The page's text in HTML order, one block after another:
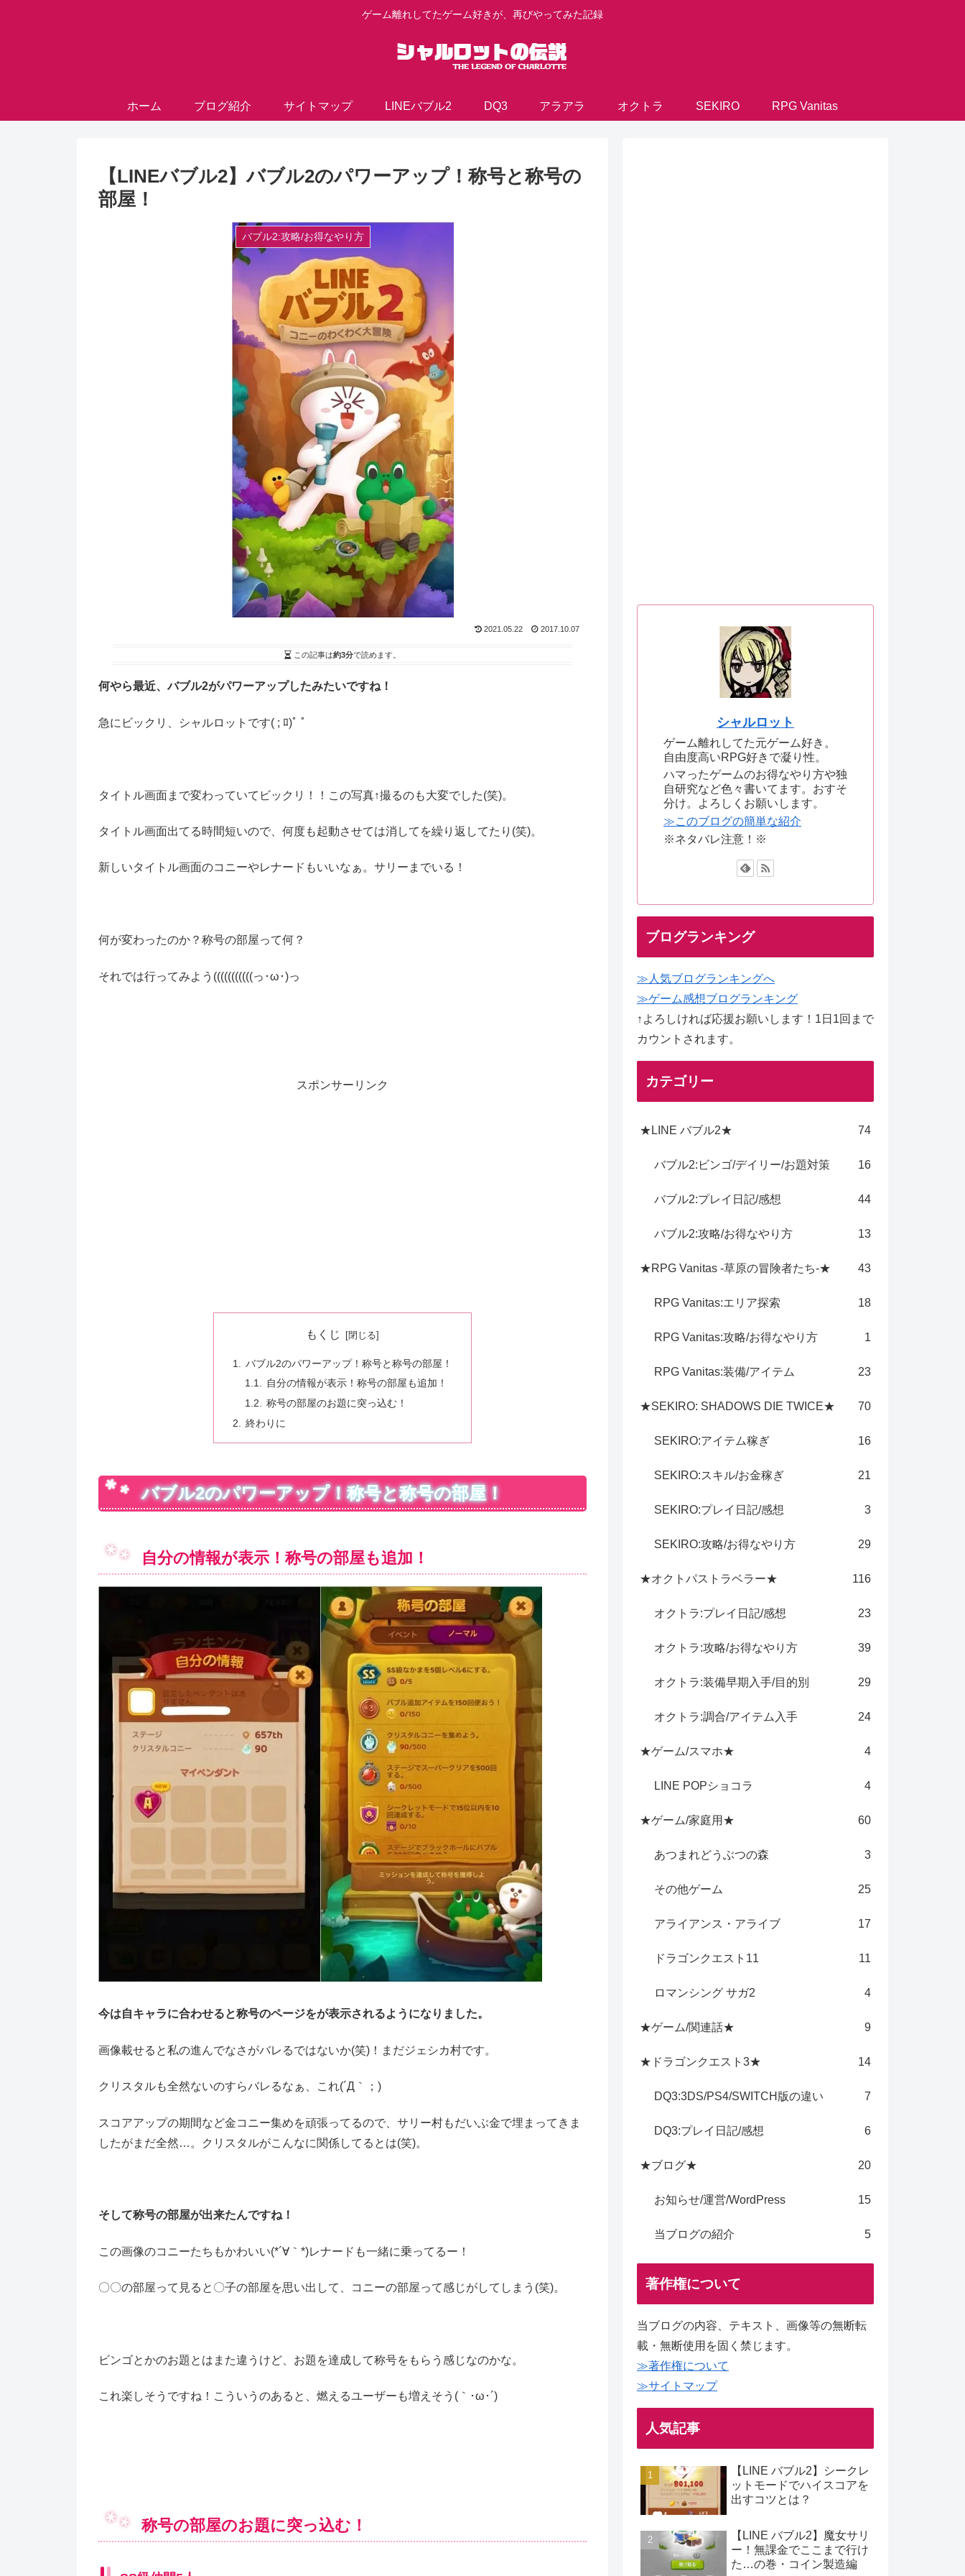
ゲーム離れしてたゲーム好きが、再びやってみた記録
ホーム ブログ紹介 サイトマップ LINEバブル2 DQ3 アラアラ オクトラ SEKIRO RPG Vanitas
【LINEバブル2】バブル2のパワーアップ！称号と称号の
部屋！
バブル2:攻略/お得なやり方
2021.05.22 2017.10.07
この記事は約3分で読めます。
何やら最近、バブル2がパワーアップしたみたいですね！
急にビックリ、シャルロットです( ; ﾛ)ﾟ ﾟ
タイトル画面まで変わっていてビックリ！！この写真↑撮るのも大変でした(笑)。
タイトル画面出てる時間短いので、何度も起動させては消してを繰り返してたり(笑)。
新しいタイトル画面のコニーやレナードもいいなぁ。サリーまでいる！
何が変わったのか？称号の部屋って何？
それでは行ってみよう(((((((((((っ･ω･)っ
スポンサーリンク
もくじ
バブル2のパワーアップ！称号と称号の部屋！
自分の情報が表示！称号の部屋も追加！
称号の部屋のお題に突っ込む！
終わりに
バブル2のパワーアップ！称号と称号の部屋！
自分の情報が表示！称号の部屋も追加！
今は自キャラに合わせると称号のページをが表示されるようになりました。
画像載せると私の進んでなさがバレるではないか(笑)！まだジェシカ村です。
クリスタルも全然ないのすらバレるなぁ、これ(´Д｀；)
スコアアップの期間など金コニー集めを頑張ってるので、サリー村もだいぶ金で埋まってきま
したがまだ全然…。クリスタルがこんなに関係してるとは(笑)。
そして称号の部屋が出来たんですね！
この画像のコニーたちもかわいい(*´∀｀*)レナードも一緒に乗ってるー！
〇〇の部屋って見ると〇子の部屋を思い出して、コニーの部屋って感じがしてしまう(笑)。
ビンゴとかのお題とはまた違うけど、お題を達成して称号をもらう感じなのかな。
これ楽しそうですね！こういうのあると、燃えるユーザーも増えそう(｀･ω･´)
称号の部屋のお題に突っ込む！
シャルロット
ゲーム離れしてた元ゲーム好き。
自由度高いRPG好きで凝り性。
ハマったゲームのお得なやり方や独
自研究など色々書いてます。おすそ
分け。よろしくお願いします。
≫このブログの簡単な紹介
※ネタバレ注意！※
ブログランキング
≫人気ブログランキングへ
≫ゲーム感想ブログランキング
↑よろしければ応援お願いします！1日1回まで
カウントされます。
カテゴリー
★LINE バブル2★ 74
バブル2:ビンゴ/デイリー/お題対策 16
バブル2:プレイ日記/感想 44
バブル2:攻略/お得なやり方 13
★RPG Vanitas -草原の冒険者たち-★ 43
RPG Vanitas:エリア探索 18
RPG Vanitas:攻略/お得なやり方 1
RPG Vanitas:装備/アイテム 23
★SEKIRO: SHADOWS DIE TWICE★ 70
SEKIRO:アイテム稼ぎ 16
SEKIRO:スキル/お金稼ぎ 21
SEKIRO:プレイ日記/感想 3
SEKIRO:攻略/お得なやり方 29
★オクトパストラベラー★ 116
オクトラ:プレイ日記/感想 23
オクトラ:攻略/お得なやり方 39
オクトラ:装備早期入手/目的別 29
オクトラ:調合/アイテム入手 24
★ゲーム/スマホ★ 4
LINE POPショコラ 4
★ゲーム/家庭用★ 60
あつまれどうぶつの森 3
その他ゲーム 25
アライアンス・アライブ 17
ドラゴンクエスト11 11
ロマンシング サガ2 4
★ゲーム/関連話★ 9
★ドラゴンクエスト3★ 14
DQ3:3DS/PS4/SWITCH版の違い 7
DQ3:プレイ日記/感想 6
★ブログ★ 20
お知らせ/運営/WordPress 15
当ブログの紹介 5
著作権について
当ブログの内容、テキスト、画像等の無断転
載・無断使用を固く禁じます。
≫著作権について
≫サイトマップ
人気記事
【LINE バブル2】シークレ
ットモードでハイスコアを
出すコツとは？
【LINE バブル2】魔女サリ
ー！無課金でここまで行け
た…の巻・コイン製造編